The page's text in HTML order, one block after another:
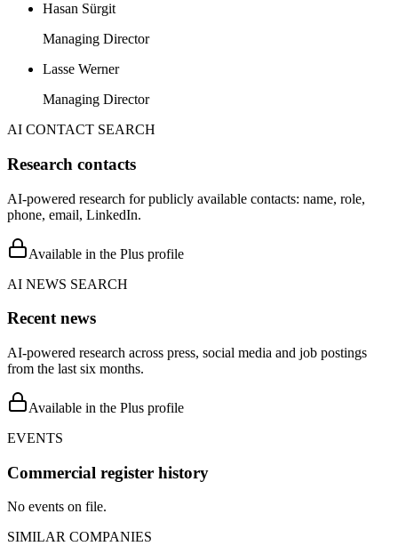
Hasan Sürgit
Managing Director
Lasse Werner
Managing Director
AI CONTACT SEARCH
Research contacts
AI-powered research for publicly available contacts: name, role,
phone, email, LinkedIn.
Available in the Plus profile
AI NEWS SEARCH
Recent news
AI-powered research across press, social media and job postings
from the last six months.
Available in the Plus profile
EVENTS
Commercial register history
No events on file.
SIMILAR COMPANIES